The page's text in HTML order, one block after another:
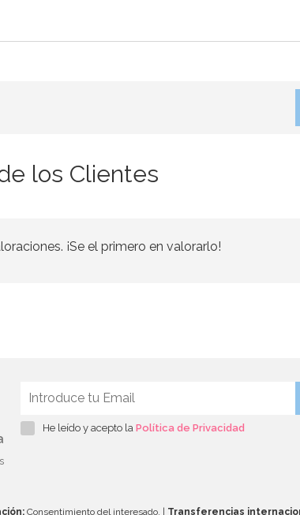
los Clientes
¡Se el primero en valorarlo!
He leído y acepto la Política de Privacidad
Consentimiento del interesado. | Transferencias